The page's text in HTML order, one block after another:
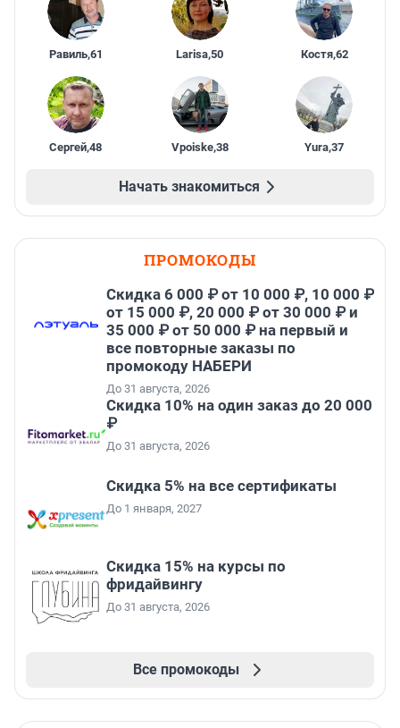
Равиль,61 Larisa,50 Костя,62
Сергей,48 Vpoiske,38 Yura,37
Начать знакомиться
ПРОМОКОДЫ
Скидка 6 000 ₽ от 10 000 ₽, 10 000 ₽
от 15 000 ₽, 20 000 ₽ от 30 000 ₽ и
35 000 ₽ от 50 000 ₽ на первый и
все повторные заказы по
промокоду НАБЕРИ
До 31 августа, 2026
Скидка 10% на один заказ до 20 000
₽
До 31 августа, 2026
Скидка 5% на все сертификаты
До 1 января, 2027
Скидка 15% на курсы по
фридайвингу
До 31 августа, 2026
Все промокоды